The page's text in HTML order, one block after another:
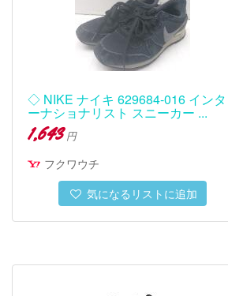
◇ NIKE ナイキ 629684-016 インタ
ーナショナリスト スニーカー ...
1,643 円
フクワウチ
気になるリストに追加